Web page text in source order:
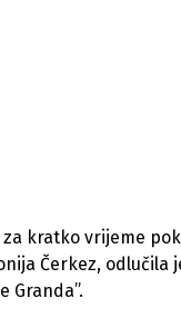
kratko vrijeme
Čerkez, odlučila
Granda”.